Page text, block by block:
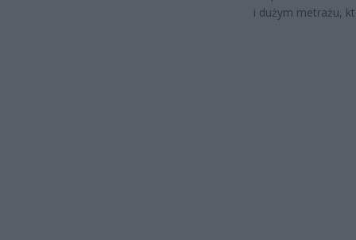
i dużym metrażu,